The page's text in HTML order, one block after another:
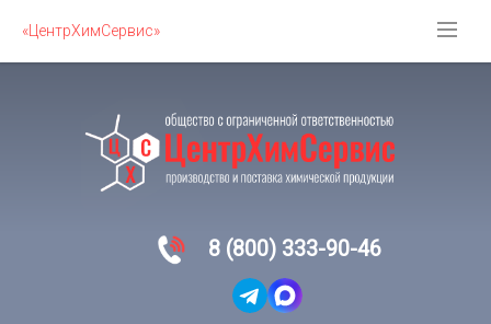
«ЦентрХимСервис»
8 (800) 333-90-46